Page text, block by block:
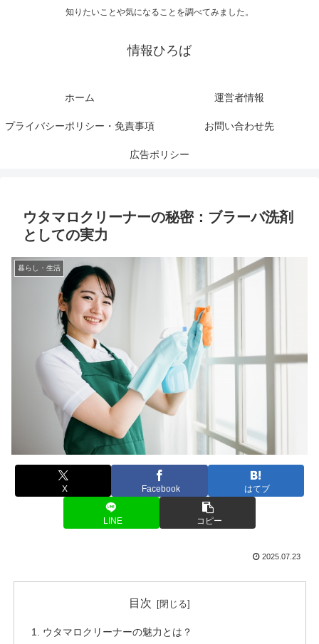
知りたいことや気になることを調べてみました。
情報ひろば
ホーム 運営者情報
プライバシーポリシー・免責事項 お問い合わせ先
広告ポリシー
ウタマロクリーナーの秘密：ブラーバ洗剤
としての実力
暮らし・生活
X Facebook はてブ
LINE コピー
2025.07.23
目次
ウタマロクリーナーの魅力とは？